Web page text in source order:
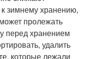
зимнему хранению,
пролежать
перед хранением
удалить
которые лежали